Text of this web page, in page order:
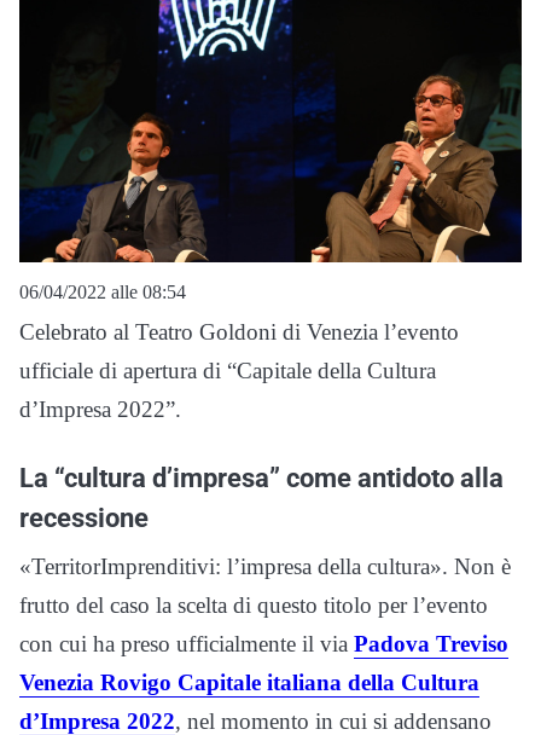
06/04/2022 alle 08:54
Celebrato al Teatro Goldoni di Venezia l’evento
ufficiale di apertura di “Capitale della Cultura
d’Impresa 2022”.
La “cultura d’impresa” come antidoto alla
recessione
«TerritorImprenditivi: l’impresa della cultura». Non è
frutto del caso la scelta di questo titolo per l’evento
con cui ha preso ufficialmente il via Padova Treviso
Venezia Rovigo Capitale italiana della Cultura
d’Impresa 2022, nel momento in cui si addensano